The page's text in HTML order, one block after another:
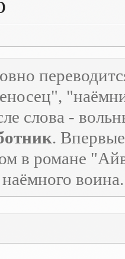
слова -
.
в романе
воина.